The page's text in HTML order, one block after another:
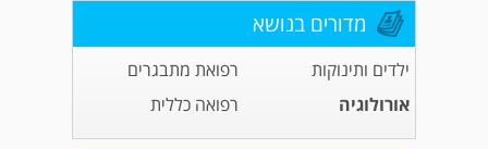
מדורים בנושא
ילדים ותינוקות
רפואת מתבגרים
אורולוגיה
רפואה כללית